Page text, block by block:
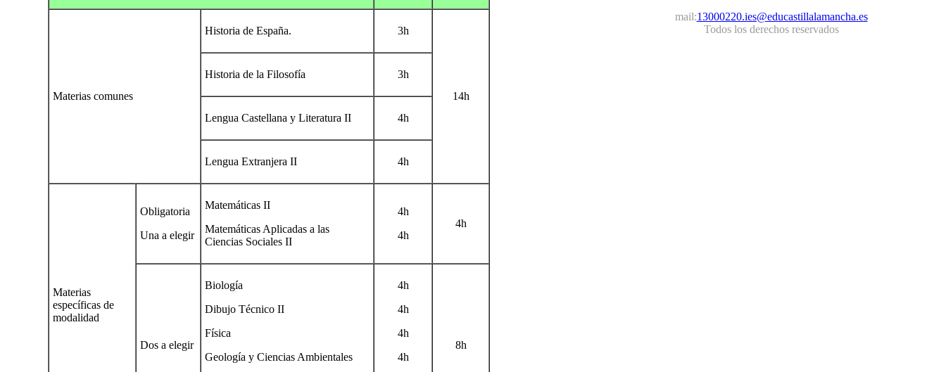
Materias comunes
Historia de España. 3h
14h
Historia de la Filosofía 3h
Lengua Castellana y Literatura II 4h
Lengua Extranjera II 4h
Materias
específicas de
modalidad
Obligatoria
Una a elegir
Matemáticas II
Matemáticas Aplicadas a las
Ciencias Sociales II
4h
4h
4h
Dos a elegir
Biología
Dibujo Técnico II
Física
Geología y Ciencias Ambientales
4h
4h
4h
4h
8h
mail:13000220.ies@educastillalamancha.es
Todos los derechos reservados